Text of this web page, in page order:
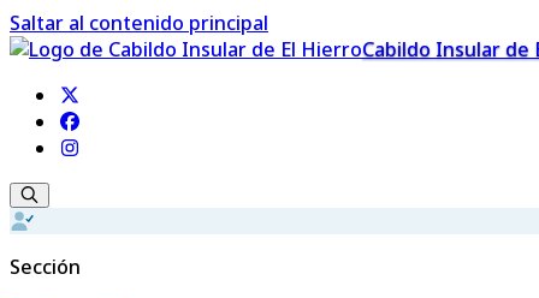
Saltar al contenido principal
Cabildo Insular de
Sección